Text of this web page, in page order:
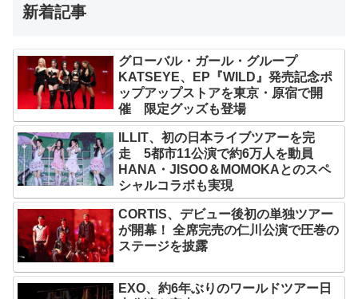
新着記事
グローバル・ガール・グループ
KATSEYE、EP『WILD』発売記念ポ
ップアップストアを東京・原宿で開
催 限定グッズも登場
ILLIT、初の日本ライブツアーを完
走 5都市11公演で約6万人を動員
HANA・JISOO＆MOMOKAとのスペ
シャルコラボも実現
CORTIS、デビュー後初の単独ツアー
が開幕！ 全席完売の仁川公演で圧巻の
ステージを披露
EXO、約6年ぶりのワールドツアー日